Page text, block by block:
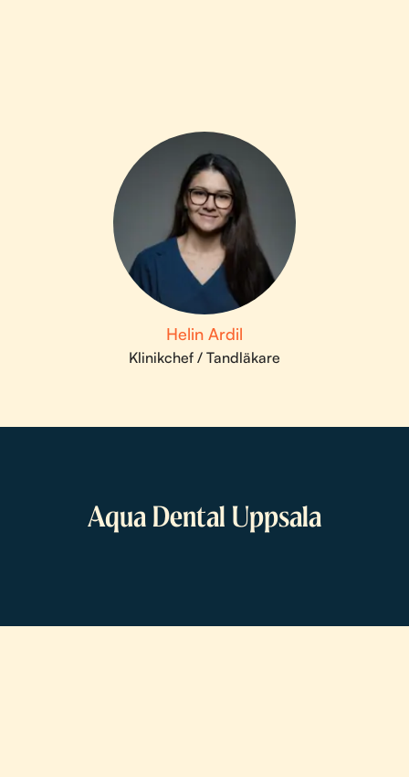
Helin Ardil
Klinikchef / Tandläkare
Aqua Dental Uppsala